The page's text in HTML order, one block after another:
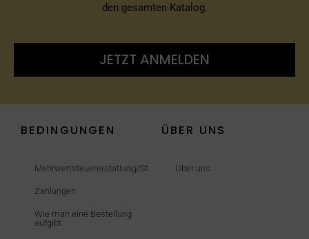
den gesamten Katalog.
JETZT ANMELDEN
BEDINGUNGEN
Mehrwertsteuererstattung/Steuerfrei
Zahlungen
Wie man eine Bestellung
aufgibt
ÜBER UNS
Über uns